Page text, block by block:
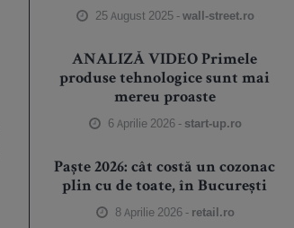
25 August 2025 -wall-street.ro
ANALIZĂ VIDEO Primele
produse tehnologice sunt mai
mereu proaste
6 Aprilie 2026 - start-up.ro
Paște 2026: cât costă un cozonac
plin cu de toate, în București
8 Aprilie 2026 - retail.ro